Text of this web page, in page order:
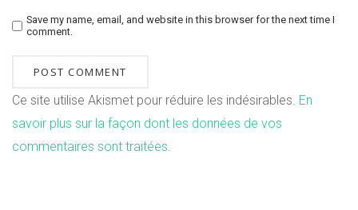
Save my name, email, and website in this browser for the next time I
comment.
Ce site utilise Akismet pour réduire les indésirables. En
savoir plus sur la façon dont les données de vos
commentaires sont traitées.